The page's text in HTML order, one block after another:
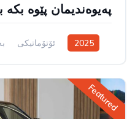
پەیوەندیمان پێوە بکە
2025 ئۆتۆماتیکی
Featured